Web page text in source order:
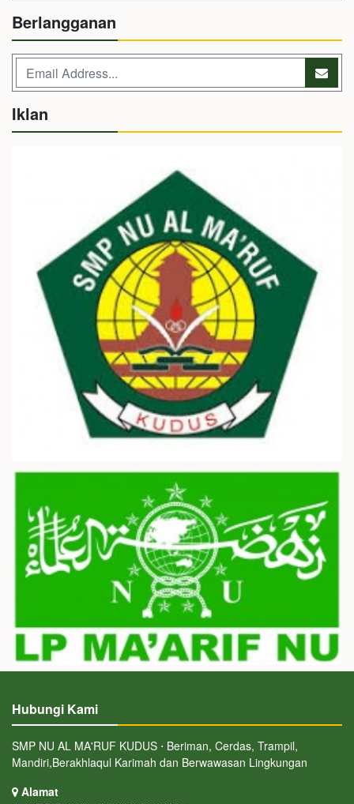
Berlangganan
Iklan
Hubungi Kami
SMP NU AL MA'RUF KUDUS ⋅ Beriman, Cerdas, Trampil,
Mandiri,Berakhlaqul Karimah dan Berwawasan Lingkungan
Alamat